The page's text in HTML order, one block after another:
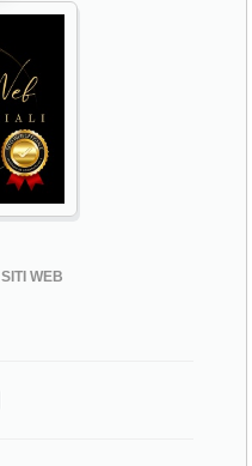
WEB